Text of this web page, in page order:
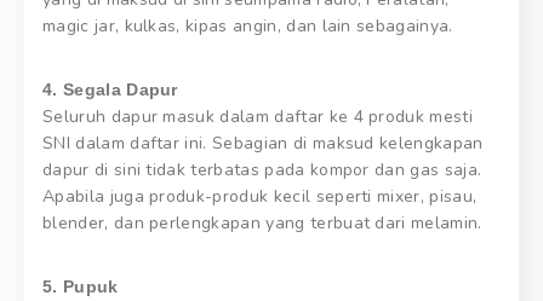
magic jar, kulkas, kipas angin, dan lain sebagainya.
4. Segala Dapur
Seluruh dapur masuk dalam daftar ke 4 produk mesti
SNI dalam daftar ini. Sebagian di maksud kelengkapan
dapur di sini tidak terbatas pada kompor dan gas saja.
Apabila juga produk-produk kecil seperti mixer, pisau,
blender, dan perlengkapan yang terbuat dari melamin.
5. Pupuk